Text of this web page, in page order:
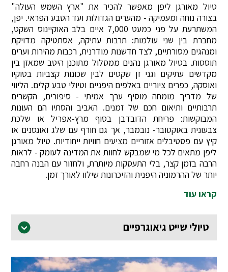
טיול מאורגן ליפן מאפשר להכיר את "ארץ השמש העולה"
בצורה נוחה ומעמיקה - מהערים הגדולות ועד הטבע הפראי. יפן,
המשתרעת על פני כמעט 7,000 איים בלב האוקיינוס השקט,
מחברת בין שני עולמות: תרבות עתיקה, אסתטיקה מדויקת
ומנהגים מסורתיים, לצד חדשנות מודרנית, רכבות מהירות וערים
תוססות. בטיול מאורגן נהנים ממסלול מתוכנן היטב שמאזן בין
מקדשים עתיקים וגני זן שקטים לבין שכונות קצביות בטוקיו
ואוסקה, כפרים ציוריים באלפים היפניים וטיולי טבע קלים. הליווי
של מדריך מומחה מוסיף ערך אמיתי - סיפורים, הקשרים
תרבותיים ותיאום חכם של זמנים. האביב והסתיו הם העונות
המבוקשות: פריחת הדובדבן בסוף מרץ-אפריל או שלכת
צבעונית באוקטובר- נובמבר, אך גם חורף עם שלג ואונסנים או
קיץ עם פסטיבלים אזוריים מציעים חוויות ייחודיות. טיול מאורגן
ליפן מתאים לכל מי שמבקש לחוות את המדינה לעומק - לראות
הרבה בזמן קצר, בלי התעסקות מיותרת, ולחזור עם הבנה רחבה
יותר של ההרמוניה היפנית והזיכרונות שילוו לאורך זמן.
קראו עוד
טיולי שייט גיאוגרפיים